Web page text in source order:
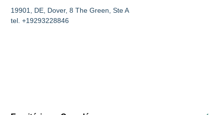
19901, DE, Dover, 8 The Green, Ste A
tel. +19293228846